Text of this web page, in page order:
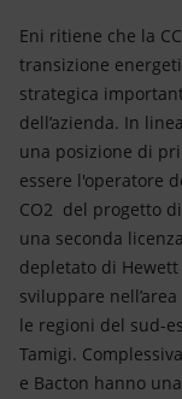
Eni ritiene che la
transizione
strategica
dell’azienda. In
una posizione di
essere l'operatore
CO2 del progetto
una seconda
depletato di
sviluppare
le regioni del sud-
Tamigi.
e Bacton hanno